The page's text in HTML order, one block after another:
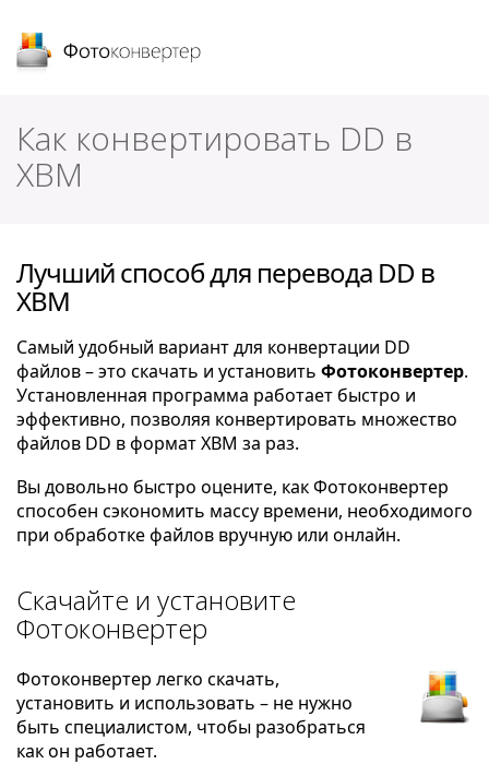
Как конвертировать DD в
XBM
Лучший способ для перевода DD в
XBM
Самый удобный вариант для конвертации DD
файлов – это скачать и установить Фотоконвертер.
Установленная программа работает быстро и
эффективно, позволяя конвертировать множество
файлов DD в формат XBM за раз.
Вы довольно быстро оцените, как Фотоконвертер
способен сэкономить массу времени, необходимого
при обработке файлов вручную или онлайн.
Скачайте и установите
Фотоконвертер
Фотоконвертер легко скачать,
установить и использовать – не нужно
быть специалистом, чтобы разобраться
как он работает.